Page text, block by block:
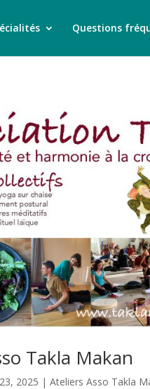
Questions
Takla Makan
2025 |Ateliers Asso Takla